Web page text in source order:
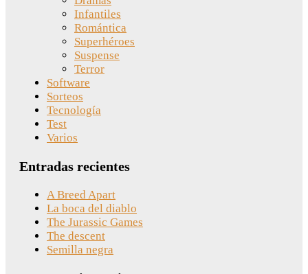
Infantiles
Romántica
Superhéroes
Suspense
Terror
Software
Sorteos
Tecnología
Test
Varios
Entradas recientes
A Breed Apart
La boca del diablo
The Jurassic Games
The descent
Semilla negra